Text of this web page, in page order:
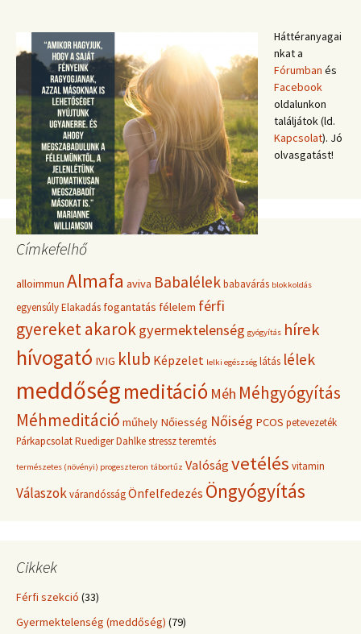
Háttéranyagai
nkat a
Fórumban és
Facebook
oldalunkon
találjátok (ld.
Kapcsolat). Jó
olvasgatást!
Címkefelhő
alloimmun Almafa aviva Babalélekbabavárás blokkoldás
egyensúlyElakadásfogantatás félelem férfi
gyereket akarokgyermektelenség gyógyítás hírek
hívogató IVIG klub Képzelet lelki egészség látás lélek
meddőségmeditáció Méh Méhgyógyítás
Méhmeditáció műhely Nőiesség Nőiség PCOS petevezeték
PárkapcsolatRuediger Dahlkestresszteremtés
természetes (növényi) progeszteron tábortűz Valóság vetélés vitamin
VálaszokvárandósságÖnfelfedezés Öngyógyítás
Cikkek
Férfi szekció (33)
Gyermektelenség (meddőség) (79)